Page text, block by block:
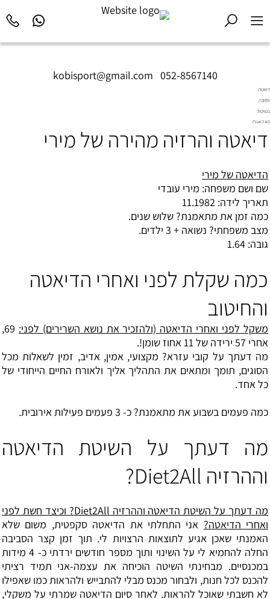
kobisport@gmail.com 052-8567140
דיאטה
ותזונה
בשיטת
Diet2All:
שמאחורי
דיאטה והרזיה מהירה של מירי
הדיאטה של מירי
שם ושם משפחה: מירי עובדי
תאריך לידה: 11.1982
כמה זמן את מתאמנת? שלוש שנים.
מצב משפחתי? נשואה + 3 ילדים.
גובה: 1.64
כמה שקלת לפני ואחרי הדיאטה
והחיטוב
משקל לפני ואחרי הדיאטה (ולהזכיר את נושא השרירים) לפני:
69,
אחרי 57 ירידה של 11 אחוז שומן!.
מה דעתך על קובי עזרא? מקצועי, אמין, אדיב, זמין לשאלות מכל
הסוגים, תומך ומתאים את התהליך אליך ולאורח החיים הייחודי של
כל אחד.
כמה פעמים בשבוע את מתאמנת? כ- 3 פעמים פעילות אירובית.
מה דעתך על השיטת הדיאטה
וההרזיה Diet2All?
מה דעתך על השיטת הדיאטה וההרזיה Diet2All? וכיצד חשת לפני
ואחרי הדיאטה? אני התחלתי את הדיאטה סקפטית, משום שלא
האמנתי שאכן אגיע לתוצאות הרצויות לי. תוך זמן קצר הסביבה
החלה להחמיא לי על השינוי ותוך מספר חודשים ירדתי כ- 4 מידות
במכנסיים. מבחינתי השיטה הוכיחה את עצמה-אני תמיד רציתי
להכנס לכל חנות, ולבחור מכנס מבלי להתבייש ולהראות כמו שאפילו
לא חשבתי שאוכל להראות. לאחר סיום הדיאטה שמרתי על משקלי,